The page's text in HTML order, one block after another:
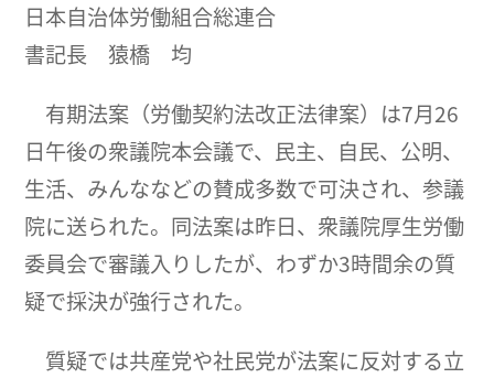
日本自治体労働組合総連合
書記長 猿橋 均
有期法案（労働契約法改正法律案）は7月26
日午後の衆議院本会議で、民主、自民、公明、
生活、みんななどの賛成多数で可決され、参議
院に送られた。同法案は昨日、衆議院厚生労働
委員会で審議入りしたが、わずか3時間余の質
疑で採決が強行された。
質疑では共産党や社民党が法案に反対する立